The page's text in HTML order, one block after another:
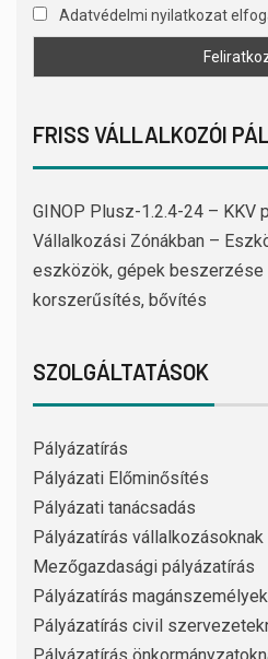
Adatvédelmi nyilatkozat
FRISS VÁLLALKOZÓI
GINOP Plusz-1.2.4-24 – KKV
Vállalkozási Zónákban –
eszközök, gépek beszerzése
korszerűsítés, bővítés
SZOLGÁLTATÁSOK
Pályázatírás
Pályázati Előminősítés
Pályázati tanácsadás
Pályázatírás vállalkozásoknak
Mezőgazdasági pályázatírás
Pályázatírás
Pályázatírás civil